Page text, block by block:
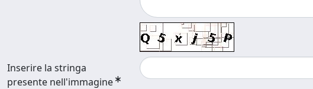
Inserire la stringa
presente nell'immagine